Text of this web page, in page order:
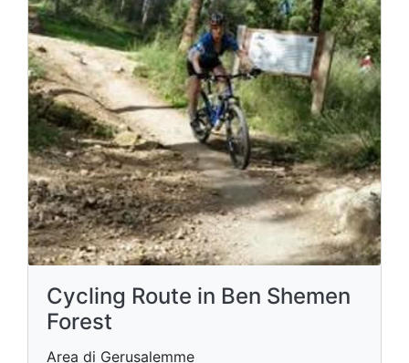
Cycling Route in Ben Shemen
Forest
Area di Gerusalemme